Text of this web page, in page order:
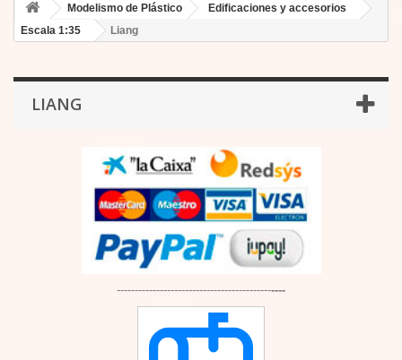
Modelismo de Plástico
Edificaciones y accesorios
Escala 1:35
Liang
LIANG
-----------------------------------------------